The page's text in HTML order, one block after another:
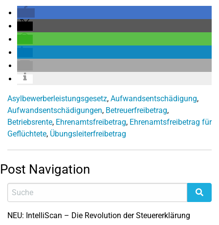
Asylbewerberleistungsgesetz, Aufwandsentschädigung,
Aufwandsentschädigungen, Betreuerfreibetrag,
Betriebsrente, Ehrenamtsfreibetrag, Ehrenamtsfreibetrag für
Geflüchtete, Übungsleiterfreibetrag
Post Navigation
NEU: IntelliScan – Die Revolution der Steuererklärung